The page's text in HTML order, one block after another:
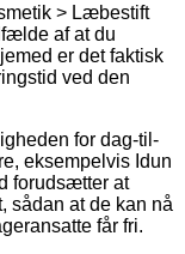
> Læbestift
af at du
er det faktisk
ved den
for dag-til-
eksempelvis Idun
forudsætter at
sådan at de kan nå
får fri.